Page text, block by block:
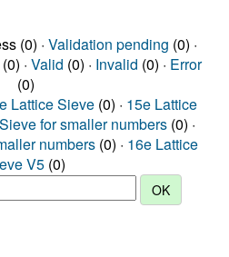
(0) · Validation pending (0) ·
· Valid (0) · Invalid (0) · Error
(0)
Lattice Sieve (0) · 15e Lattice
for smaller numbers (0) ·
numbers (0) · 16e Lattice
V5 (0)